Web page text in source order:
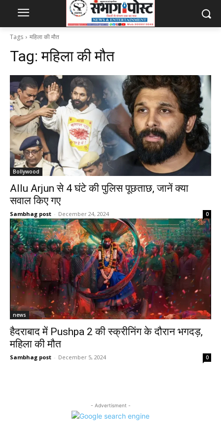
Tags महिला की मौत
Tag:महिला की मौत
Bollywood
Allu Arjun से 4 घंटे की पुलिस पूछताछ, जानें क्या
सवाल किए गए
Sambhag post - December 24, 2024 0
news
हैदराबाद में Pushpa 2 की स्क्रीनिंग के दौरान भगदड़,
महिला की मौत
Sambhag post - December 5, 2024 0
- Advertisment -